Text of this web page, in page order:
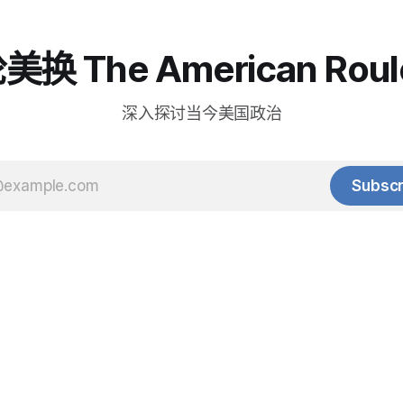
换 The American
深入探讨当今美国政治